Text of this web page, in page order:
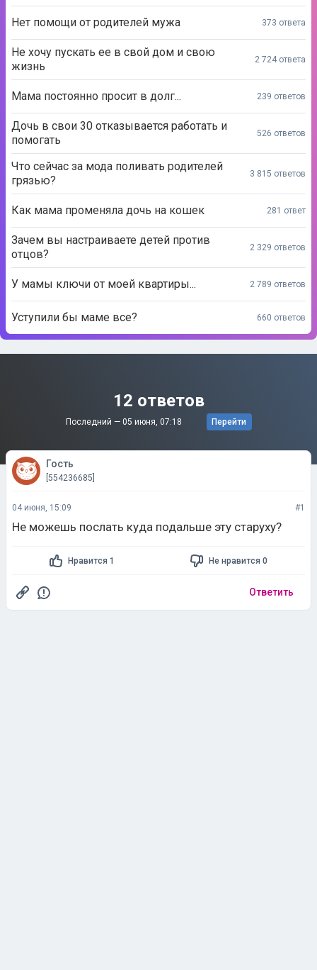
Нет помощи от родителей мужа 373 ответа
Не хочу пускать ее в свой дом и свою
жизнь
2 724 ответа
Мама постоянно просит в долг... 239 ответов
Дочь в свои 30 отказывается работать и
помогать
526 ответов
Что сейчас за мода поливать родителей
грязью?
3 815 ответов
Как мама променяла дочь на кошек 281 ответ
Зачем вы настраиваете детей против
отцов?
2 329 ответов
У мамы ключи от моей квартиры... 2 789 ответов
Уступили бы маме все? 660 ответов
12 ответов
Последний — 05 июня, 07:18 Перейти
Гость
[554236685]
04 июня, 15:09 #1
Не можешь послать куда подальше эту старуху?
Нравится 1 Не нравится 0
Ответить